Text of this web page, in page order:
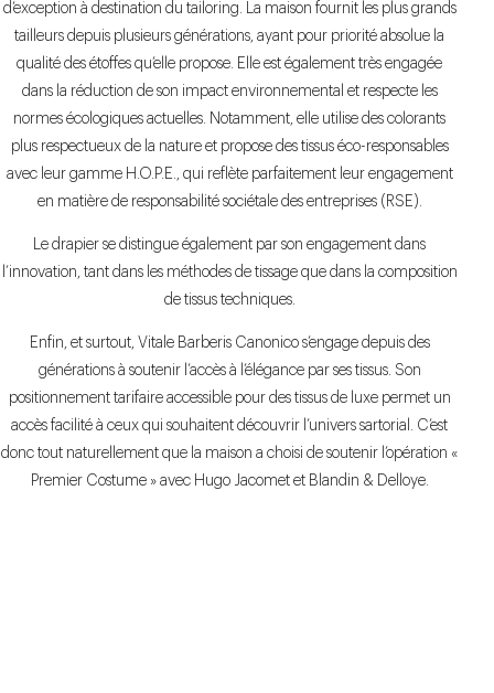
d’exception à destination du tailoring. La maison fournit les plus grands
tailleurs depuis plusieurs générations, ayant pour priorité absolue la
qualité des étoffes qu’elle propose. Elle est également très engagée
dans la réduction de son impact environnemental et respecte les
normes écologiques actuelles. Notamment, elle utilise des colorants
plus respectueux de la nature et propose des tissus éco-responsables
avec leur gamme H.O.P.E., qui reflète parfaitement leur engagement
en matière de responsabilité sociétale des entreprises (RSE).
Le drapier se distingue également par son engagement dans
l’innovation, tant dans les méthodes de tissage que dans la composition
de tissus techniques.
Enfin, et surtout, Vitale Barberis Canonico s’engage depuis des
générations à soutenir l’accès à l’élégance par ses tissus. Son
positionnement tarifaire accessible pour des tissus de luxe permet un
accès facilité à ceux qui souhaitent découvrir l’univers sartorial. C’est
donc tout naturellement que la maison a choisi de soutenir l’opération «
Premier Costume » avec Hugo Jacomet et Blandin & Delloye.